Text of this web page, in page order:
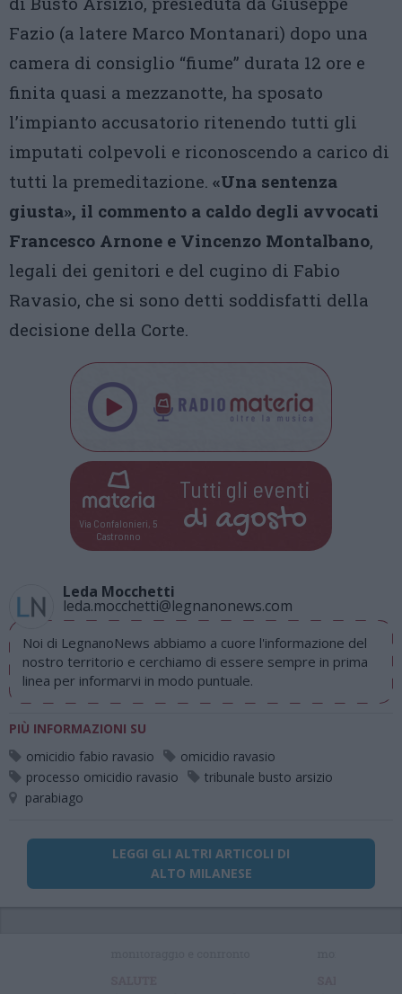
Fazio (a latere Marco Montanari) dopo una
camera di consiglio “fiume” durata 12 ore e
finita quasi a mezzanotte, ha sposato
l’impianto accusatorio ritenendo tutti gli
imputati colpevoli e riconoscendo a carico di
tutti la premeditazione. «Una sentenza
giusta», il commento a caldo degli avvocati
Francesco Arnone e Vincenzo Montalbano,
legali dei genitori e del cugino di Fabio
Ravasio, che si sono detti soddisfatti della
decisione della Corte.
Via Confalonieri, 5
Castronno
Tutti gli eventi
di agosto
Leda Mocchetti
leda.mocchetti@legnanonews.com
Noi di LegnanoNews abbiamo a cuore l'informazione del
nostro territorio e cerchiamo di essere sempre in prima
linea per informarvi in modo puntuale.
PIÙ INFORMAZIONI SU
omicidio fabio ravasio
omicidio ravasio
processo omicidio ravasio
tribunale busto arsizio
parabiago
LEGGI GLI ALTRI ARTICOLI DI
ALTO MILANESE